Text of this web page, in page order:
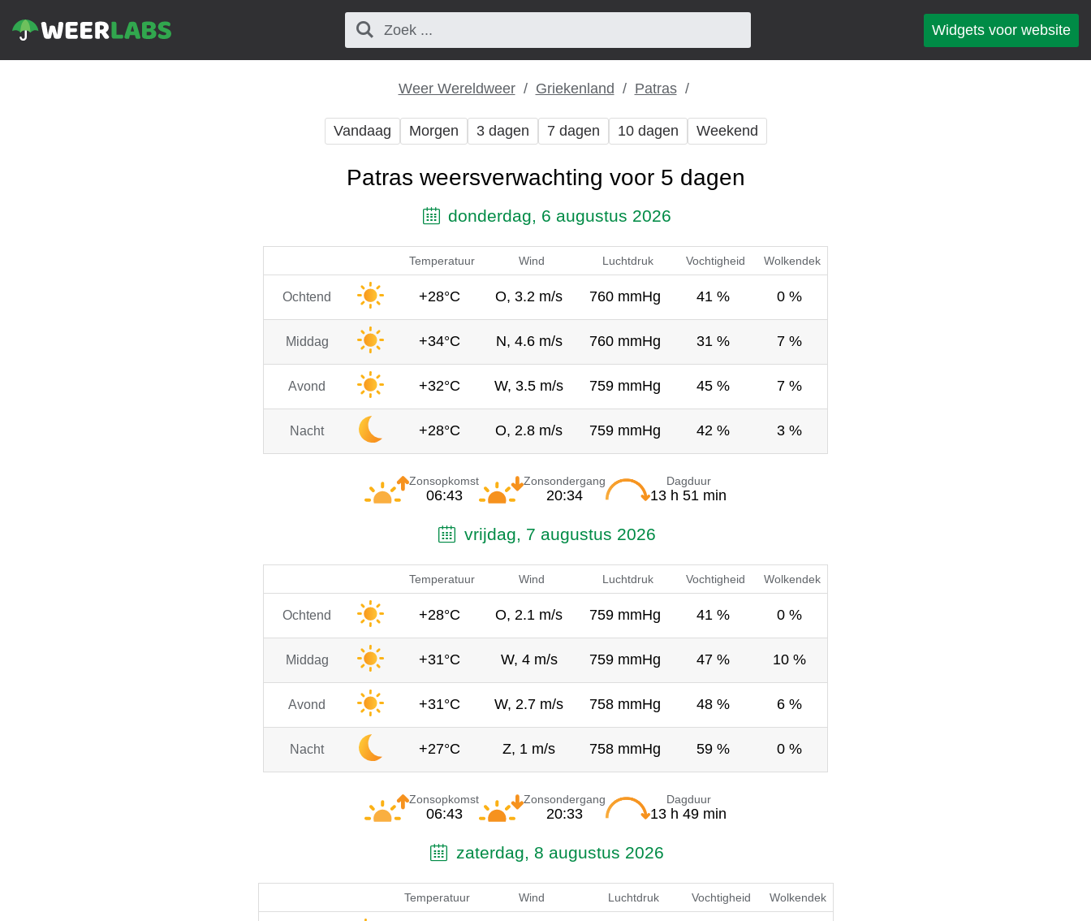
Widgets voor website
Weer Wereldweer Griekenland Patras
Vandaag Morgen 3 dagen 7 dagen 10 dagen Weekend
Patras weersverwachting voor 5 dagen
donderdag, 6 augustus 2026
Temperatuur Wind Luchtdruk Vochtigheid Wolkendek
Ochtend +28°C O, 3.2 m/s 760 mmHg 41 % 0 %
Middag +34°C N, 4.6 m/s 760 mmHg 31 % 7 %
Avond +32°C W, 3.5 m/s 759 mmHg 45 % 7 %
Nacht +28°C O, 2.8 m/s 759 mmHg 42 % 3 %
Zonsopkomst
06:43
Zonsondergang
20:34
Dagduur
13 h 51 min
vrijdag, 7 augustus 2026
Temperatuur Wind Luchtdruk Vochtigheid Wolkendek
Ochtend +28°C O, 2.1 m/s 759 mmHg 41 % 0 %
Middag +31°C W, 4 m/s 759 mmHg 47 % 10 %
Avond +31°C W, 2.7 m/s 758 mmHg 48 % 6 %
Nacht +27°C Z, 1 m/s 758 mmHg 59 % 0 %
Zonsopkomst
06:43
Zonsondergang
20:33
Dagduur
13 h 49 min
zaterdag, 8 augustus 2026
Temperatuur Wind Luchtdruk Vochtigheid Wolkendek